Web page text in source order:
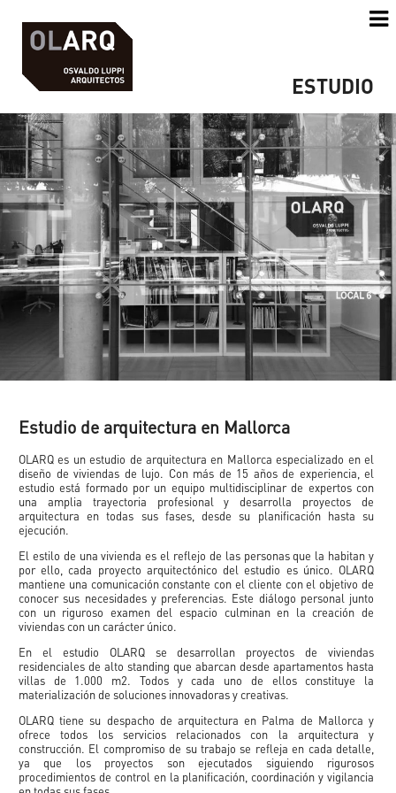
ESTUDIO
Estudio de arquitectura en Mallorca
OLARQ es un estudio de arquitectura en Mallorca especializado en el
diseño de viviendas de lujo. Con más de 15 años de experiencia, el
estudio está formado por un equipo multidisciplinar de expertos con
una amplia trayectoria profesional y desarrolla proyectos de
arquitectura en todas sus fases, desde su planificación hasta su
ejecución.
El estilo de una vivienda es el reflejo de las personas que la habitan y
por ello, cada proyecto arquitectónico del estudio es único. OLARQ
mantiene una comunicación constante con el cliente con el objetivo de
conocer sus necesidades y preferencias. Este diálogo personal junto
con un riguroso examen del espacio culminan en la creación de
viviendas con un carácter único.
En el estudio OLARQ se desarrollan proyectos de viviendas
residenciales de alto standing que abarcan desde apartamentos hasta
villas de 1.000 m2. Todos y cada uno de ellos constituye la
materialización de soluciones innovadoras y creativas.
OLARQ tiene su despacho de arquitectura en Palma de Mallorca y
ofrece todos los servicios relacionados con la arquitectura y
construcción. El compromiso de su trabajo se refleja en cada detalle,
ya que los proyectos son ejecutados siguiendo rigurosos
procedimientos de control en la planificación, coordinación y vigilancia